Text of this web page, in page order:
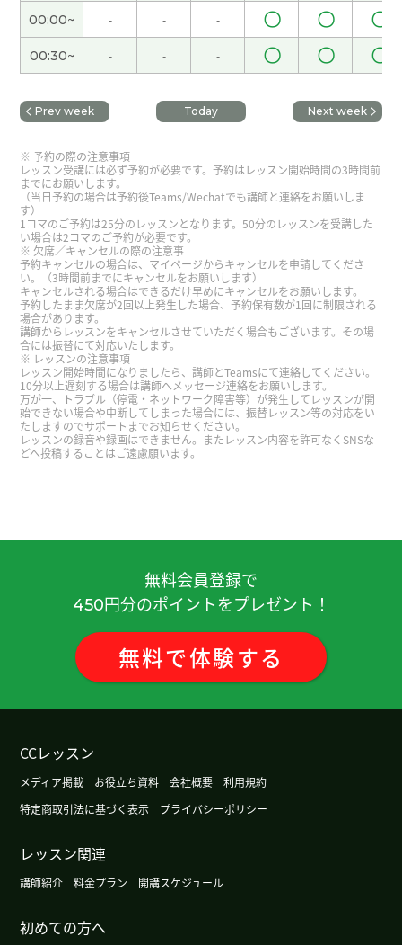
短句子。
谢谢您。我要加油！
谢谢您。我要加油！
谢谢您。我要加油！
谢谢！( 30代 男性 )
谢谢您。我要加油！
谢谢您。明天见!
谢谢您。明天见!
谢谢！( 30代 男性 )
谢谢您, 好好休息！
谢谢您。明天见!
谢谢您。明天见!
谢谢您。我要加油！
谢谢您。我要加油！
谢谢您。我要加油！
谢谢！( 30代 男性 )
我要加油!谢谢.
00:00~ - - - 〇 〇 〇
00:30~ - - - 〇 〇 〇
Prev week Today Next week
予約の際の注意事項
レッスン受講には必ず予約が必要です。予約はレッスン開始時間の3時間前
までにお願いします。
（当日予約の場合は予約後Teams/Wechatでも講師と連絡をお願いしま
す）
1コマのご予約は25分のレッスンとなります。50分のレッスンを受講した
い場合は2コマのご予約が必要です。
欠席／キャンセルの際の注意事
予約キャンセルの場合は、マイページからキャンセルを申請してくださ
い。（3時間前までにキャンセルをお願いします）
キャンセルされる場合はできるだけ早めにキャンセルをお願いします。
予約したまま欠席が2回以上発生した場合、予約保有数が1回に制限される
場合があります。
講師からレッスンをキャンセルさせていただく場合もございます。その場
合には振替にて対応いたします。
レッスンの注意事項
レッスン開始時間になりましたら、講師とTeamsにて連絡してください。
10分以上遅刻する場合は講師へメッセージ連絡をお願いします。
万が一、トラブル（停電・ネットワーク障害等）が発生してレッスンが開
始できない場合や中断してしまった場合には、振替レッスン等の対応をい
たしますのでサポートまでお知らせください。
レッスンの録音や録画はできません。またレッスン内容を許可なくSNSな
どへ投稿することはご遠慮願います。
無料会員登録で
450円分のポイントをプレゼント！
無料で体験する
CCレッスン
メディア掲載 お役立ち資料 会社概要
利用規約
特定商取引法に基づく表示
プライバシーポリシー
レッスン関連
講師紹介 料金プラン 開講スケジュール
初めての方へ